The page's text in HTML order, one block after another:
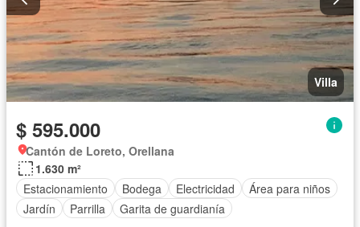
Villa
$ 595.000
Cantón de Loreto, Orellana
1.630 m²
Estacionamiento
Bodega Electricidad
Área para niños
Jardín
Parrilla Garita de guardianía